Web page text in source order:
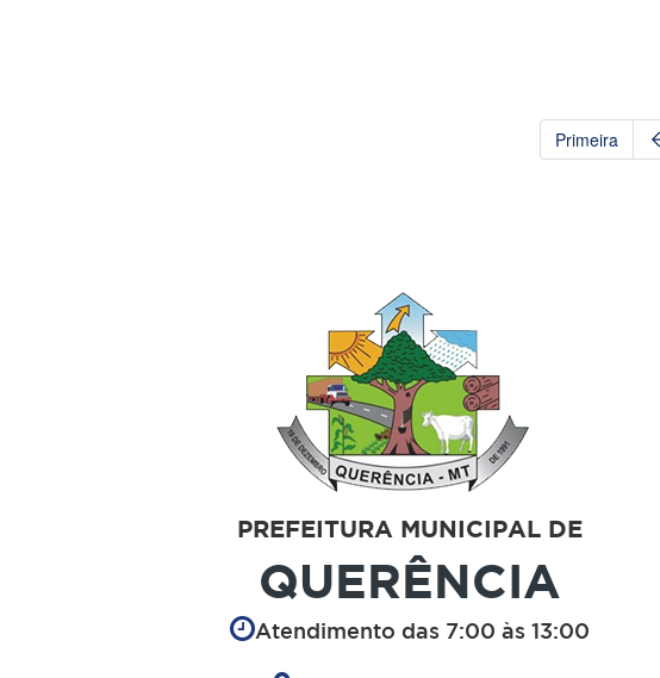
Primeira
PREFEITURA MUNICIPAL DE
QUERÊNCIA
Atendimento das 7:00 às 13:00